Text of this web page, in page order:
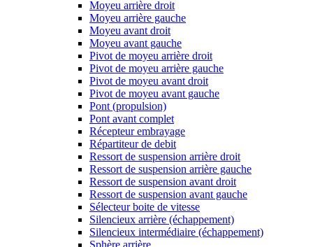
Moyeu arrière droit
Moyeu arrière gauche
Moyeu avant droit
Moyeu avant gauche
Pivot de moyeu arrière droit
Pivot de moyeu arrière gauche
Pivot de moyeu avant droit
Pivot de moyeu avant gauche
Pont (propulsion)
Pont avant complet
Récepteur embrayage
Répartiteur de debit
Ressort de suspension arrière droit
Ressort de suspension arrière gauche
Ressort de suspension avant droit
Ressort de suspension avant gauche
Sélecteur boite de vitesse
Silencieux arrière (échappement)
Silencieux intermédiaire (échappement)
Sphère arrière